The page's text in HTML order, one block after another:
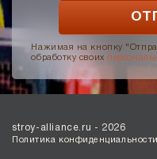
Нажимая на кнопку
обработку своих
stroy-alliance.ru - 2026
Политика конфиденциальности